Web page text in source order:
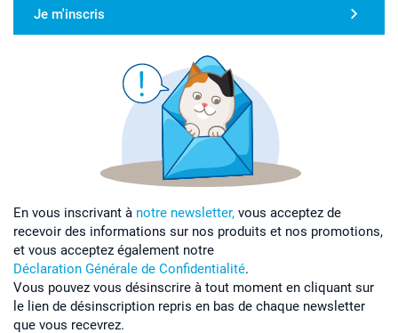
Je m'inscris
En vous inscrivant à notre newsletter, vous acceptez de
recevoir des informations sur nos produits et nos promotions,
et vous acceptez également notre
Déclaration Générale de Confidentialité.
Vous pouvez vous désinscrire à tout moment en cliquant sur
le lien de désinscription repris en bas de chaque newsletter
que vous recevrez.